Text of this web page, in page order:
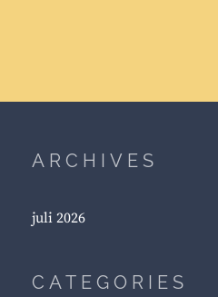
ARCHIVES
juli 2026
CATEGORIES